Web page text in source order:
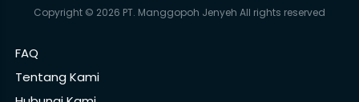
Copyright © 2026 PT. Manggopoh Jenyeh All rights reserved
FAQ
Tentang Kami